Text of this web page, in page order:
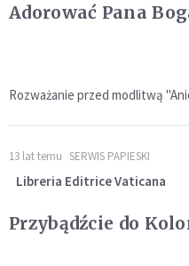
Adorować Pana
Rozważanie przed modlitwą
13 lat temu SERWIS PAPIESKI
Libreria Editrice Vaticana
Przybądźcie do